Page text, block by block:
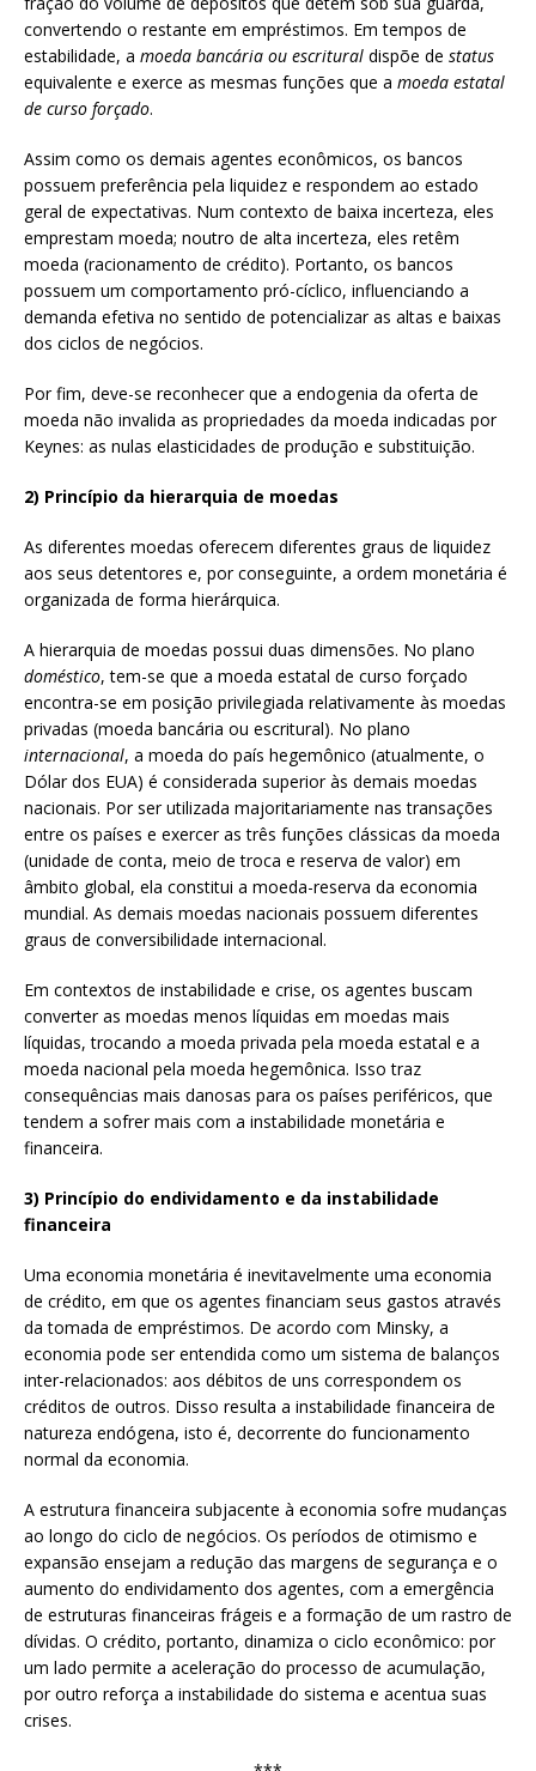
convertendo o restante em empréstimos. Em tempos de
estabilidade, a moeda bancária ou escritural dispõe de status
equivalente e exerce as mesmas funções que a moeda estatal
de curso forçado.
Assim como os demais agentes econômicos, os bancos
possuem preferência pela liquidez e respondem ao estado
geral de expectativas. Num contexto de baixa incerteza, eles
emprestam moeda; noutro de alta incerteza, eles retêm
moeda (racionamento de crédito). Portanto, os bancos
possuem um comportamento pró-cíclico, influenciando a
demanda efetiva no sentido de potencializar as altas e baixas
dos ciclos de negócios.
Por fim, deve-se reconhecer que a endogenia da oferta de
moeda não invalida as propriedades da moeda indicadas por
Keynes: as nulas elasticidades de produção e substituição.
2) Princípio da hierarquia de moedas
As diferentes moedas oferecem diferentes graus de liquidez
aos seus detentores e, por conseguinte, a ordem monetária é
organizada de forma hierárquica.
A hierarquia de moedas possui duas dimensões. No plano
doméstico, tem-se que a moeda estatal de curso forçado
encontra-se em posição privilegiada relativamente às moedas
privadas (moeda bancária ou escritural). No plano
internacional, a moeda do país hegemônico (atualmente, o
Dólar dos EUA) é considerada superior às demais moedas
nacionais. Por ser utilizada majoritariamente nas transações
entre os países e exercer as três funções clássicas da moeda
(unidade de conta, meio de troca e reserva de valor) em
âmbito global, ela constitui a moeda-reserva da economia
mundial. As demais moedas nacionais possuem diferentes
graus de conversibilidade internacional.
Em contextos de instabilidade e crise, os agentes buscam
converter as moedas menos líquidas em moedas mais
líquidas, trocando a moeda privada pela moeda estatal e a
moeda nacional pela moeda hegemônica. Isso traz
consequências mais danosas para os países periféricos, que
tendem a sofrer mais com a instabilidade monetária e
financeira.
3) Princípio do endividamento e da instabilidade
financeira
Uma economia monetária é inevitavelmente uma economia
de crédito, em que os agentes financiam seus gastos através
da tomada de empréstimos. De acordo com Minsky, a
economia pode ser entendida como um sistema de balanços
inter-relacionados: aos débitos de uns correspondem os
créditos de outros. Disso resulta a instabilidade financeira de
natureza endógena, isto é, decorrente do funcionamento
normal da economia.
A estrutura financeira subjacente à economia sofre mudanças
ao longo do ciclo de negócios. Os períodos de otimismo e
expansão ensejam a redução das margens de segurança e o
aumento do endividamento dos agentes, com a emergência
de estruturas financeiras frágeis e a formação de um rastro de
dívidas. O crédito, portanto, dinamiza o ciclo econômico: por
um lado permite a aceleração do processo de acumulação,
por outro reforça a instabilidade do sistema e acentua suas
crises.